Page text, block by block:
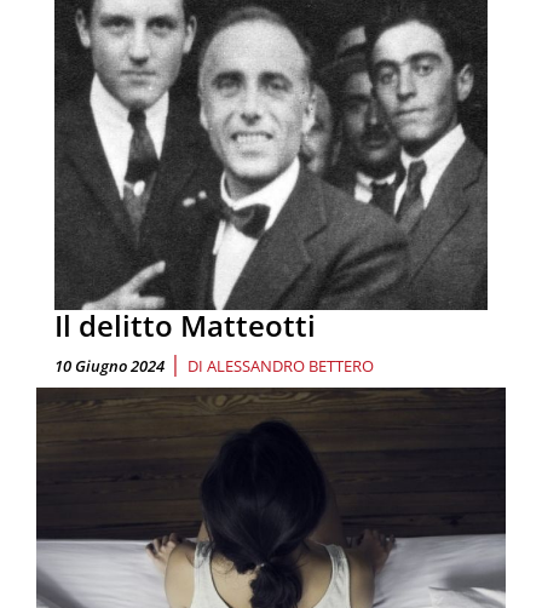
Il delitto Matteotti
10 Giugno 2024 | DI ALESSANDRO BETTERO